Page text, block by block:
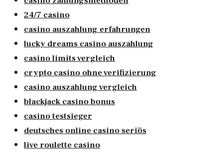
24/7 casino
casino auszahlung erfahrungen
lucky dreams casino auszahlung
casino limits vergleich
crypto casino ohne verifizierung
casino auszahlung vergleich
blackjack casino bonus
casino testsieger
deutsches online casino seriös
live roulette casino